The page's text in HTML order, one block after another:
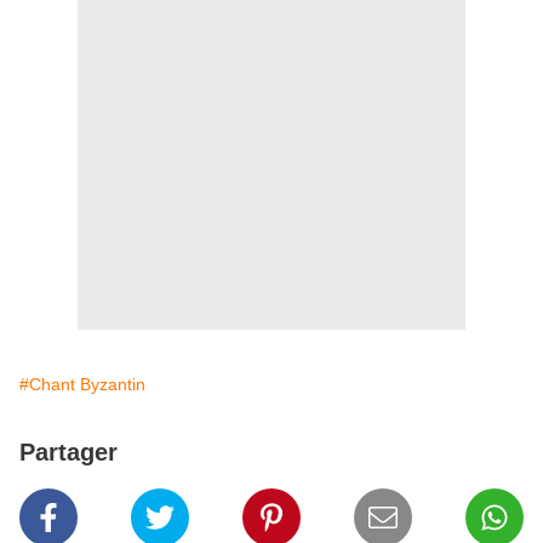
#Chant Byzantin
Partager